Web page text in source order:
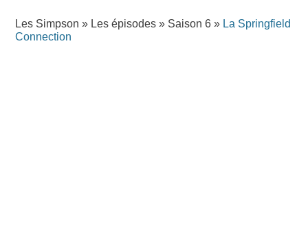
Les Simpson » Les épisodes » Saison 6 » La Springfield
Connection